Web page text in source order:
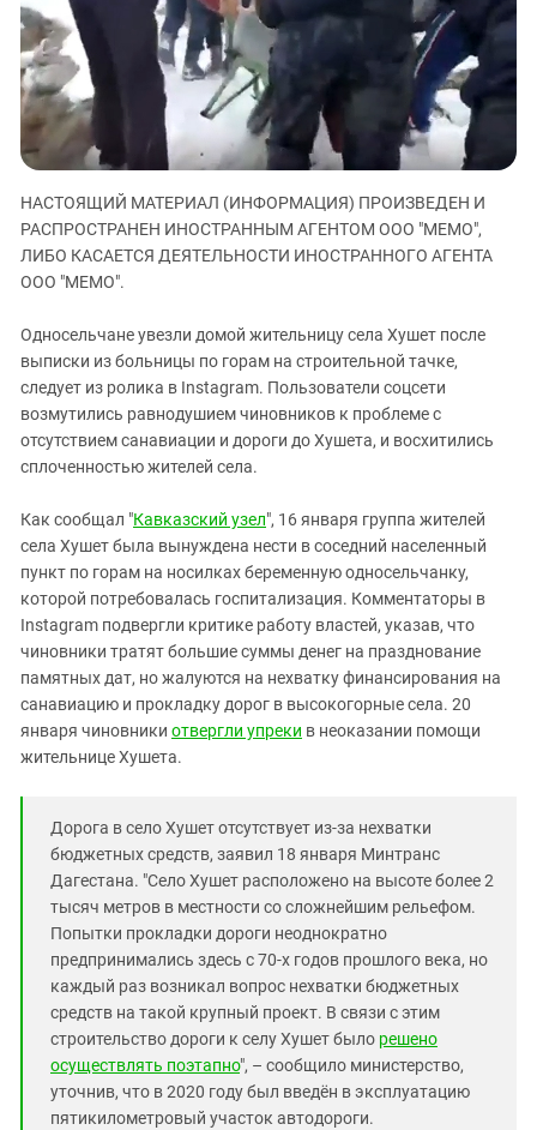
ЗАСТАВЛЯЕТ
КАВКАЗ ЗА ПАЛЕСТИНУ
ИНАКОМЫСЛИЕ В ЧЕЧНЕ
ПРЕСЛЕДОВАНИЕ АКТИВИСТОВ
МОБИЛИЗАЦИЯ И ПРОТЕСТЫ
Дагестан
Ингушетия
Кабардино-Балкария
Калмыкия
Карачаево-Черкесия
Краснодарский край
Российская Федерация
Северная Осетия - Алания
СКФО
Ставропольский край
Чечня
Южный Кавказ
ЮФО
НАСТОЯЩИЙ МАТЕРИАЛ (ИНФОРМАЦИЯ) ПРОИЗВЕДЕН И
РАСПРОСТРАНЕН ИНОСТРАННЫМ АГЕНТОМ ООО "МЕМО",
ЛИБО КАСАЕТСЯ ДЕЯТЕЛЬНОСТИ ИНОСТРАННОГО АГЕНТА
ООО "МЕМО".
Односельчане увезли домой жительницу села Хушет после
выписки из больницы по горам на строительной тачке,
следует из ролика в Instagram. Пользователи соцсети
возмутились равнодушием чиновников к проблеме с
отсутствием санавиации и дороги до Хушета, и восхитились
сплоченностью жителей села.
Как сообщал "Кавказский узел", 16 января группа жителей
села Хушет была вынуждена нести в соседний населенный
пункт по горам на носилках беременную односельчанку,
которой потребовалась госпитализация. Комментаторы в
Instagram подвергли критике работу властей, указав, что
чиновники тратят большие суммы денег на празднование
памятных дат, но жалуются на нехватку финансирования на
санавиацию и прокладку дорог в высокогорные села. 20
января чиновники отвергли упреки в неоказании помощи
жительнице Хушета.
Дорога в село Хушет отсутствует из-за нехватки
бюджетных средств, заявил 18 января Минтранс
Дагестана. "Село Хушет расположено на высоте более 2
тысяч метров в местности со сложнейшим рельефом.
Попытки прокладки дороги неоднократно
предпринимались здесь с 70-х годов прошлого века, но
каждый раз возникал вопрос нехватки бюджетных
средств на такой крупный проект. В связи с этим
строительство дороги к селу Хушет было решено
осуществлять поэтапно", – сообщило министерство,
уточнив, что в 2020 году был введён в эксплуатацию
пятикилометровый участок автодороги.